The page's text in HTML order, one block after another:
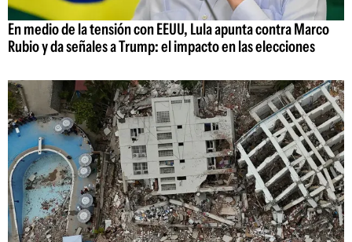
En medio de la tensión con EEUU, Lula apunta contra Marco
Rubio y da señales a Trump: el impacto en las elecciones